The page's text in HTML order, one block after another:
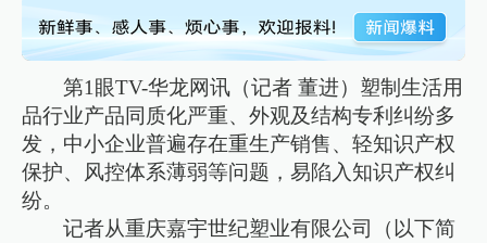
第1眼TV-华龙网讯（记者 董进）塑制生活用
品行业产品同质化严重、外观及结构专利纠纷多
发，中小企业普遍存在重生产销售、轻知识产权
保护、风控体系薄弱等问题，易陷入知识产权纠
纷。
记者从重庆嘉宇世纪塑业有限公司（以下简